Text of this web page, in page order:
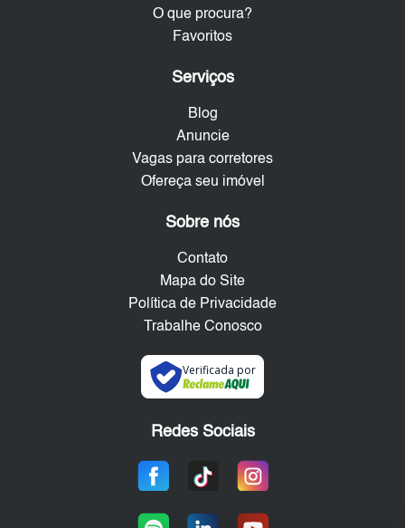
O que procura?
Favoritos
Serviços
Blog
Anuncie
Vagas para corretores
Ofereça seu imóvel
Sobre nós
Contato
Mapa do Site
Política de Privacidade
Trabalhe Conosco
Verificada por
Redes Sociais